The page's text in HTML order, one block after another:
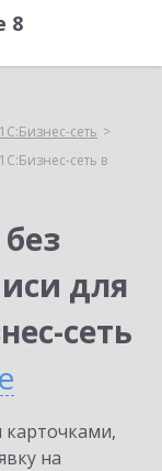
8
сеть
сеть в
для
сеть
на